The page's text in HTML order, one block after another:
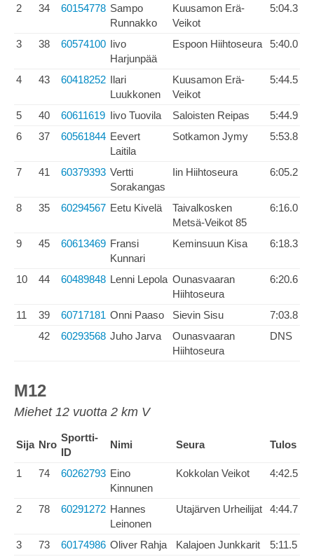
2 34 60154778 Sampo
Runnakko
Kuusamon Erä-
Veikot
5:04.3
3 38 60574100 Iivo
Harjunpää
Espoon Hiihtoseura 5:40.0
4 43 60418252 Ilari
Luukkonen
Kuusamon Erä-
Veikot
5:44.5
5 40 60611619 Iivo Tuovila Saloisten Reipas
5:44.9
6
37 60561844 Eevert
Laitila
Sotkamon Jymy 5:53.8
7 41 60379393 Vertti
Sorakangas
Iin Hiihtoseura 6:05.2
8 35 60294567 Eetu Kivelä
Taivalkosken
Metsä-Veikot 85
6:16.0
9 45 60613469 Fransi
Kunnari
Keminsuun Kisa 6:18.3
10 44 60489848 Lenni Lepola Ounasvaaran
Hiihtoseura
6:20.6
11 39 60717181 Onni Paaso Sievin Sisu
7:03.8
42
60293568 Juho Jarva
Ounasvaaran
Hiihtoseura
DNS
M12
Miehet 12 vuotta 2 km V
Sija Nro
Sportti-
ID
Nimi Seura Tulos
1 74 60262793 Eino
Kinnunen
Kokkolan Veikot 4:42.5
2 78 60291272 Hannes
Leinonen
Utajärven Urheilijat 4:44.7
3 73 60174986 Oliver Rahja Kalajoen Junkkarit
5:11.5